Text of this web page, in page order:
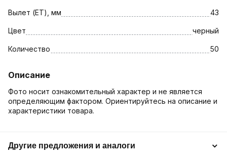
Вылет (ET), мм 43
Цвет черный
Количество 50
Описание
Фото носит ознакомительный характер и не является
определяющим фактором. Ориентируйтесь на описание и
характеристики товара.
Другие предложения и аналоги